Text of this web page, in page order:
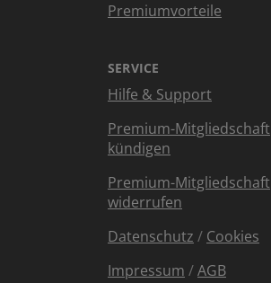
Premiumvorteile
SERVICE
Hilfe & Support
Premium-Mitgliedschaft
kündigen
Premium-Mitgliedschaft
widerrufen
Datenschutz / Cookies
Impressum /AGB